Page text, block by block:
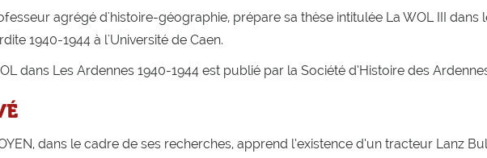
agrégé d'histoire-géographie, prépare sa thèse intitulée La WOL III
1940-1944 à l'Université de Caen.
dans Les Ardennes 1940-1944 est publié par la Société d’Histoire des
dans le cadre de ses recherches, apprend l’existence d’un tracteur Lanz